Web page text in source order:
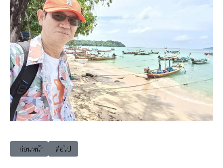
เนื้อหาก่อนหน้า: เที่ยวเพชรบูรณ์ (Travel Phetchabun)
ก่อนหน้า เนื้อหาถัดไป: เที่ยวระยอง (Travel Rayong)
ต่อไป